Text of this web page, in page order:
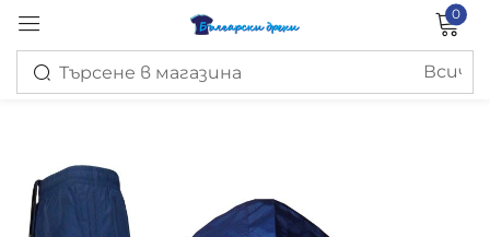
0
Вход